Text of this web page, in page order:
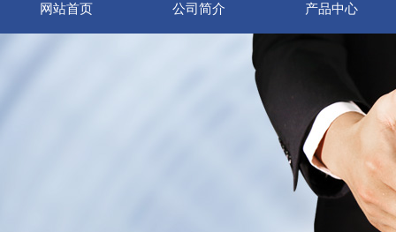
网站首页 公司简介 产品中心